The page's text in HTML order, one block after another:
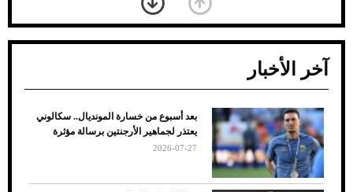
ضعف تبريد مكيف السيارة عند الوقوف.. أشهر
الأسباب والحلول
آخر الأخبار
بعد أسبوع من خسارة المونديال.. سكالوني
يعتذر لجماهير الأرجنتين برسالة مؤثرة
2026-07-27